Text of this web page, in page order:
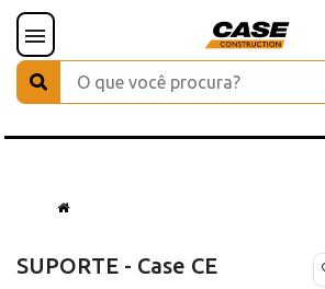
SUPORTE - Case CE